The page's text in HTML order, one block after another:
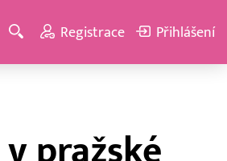
Registrace Přihlášení
pražské